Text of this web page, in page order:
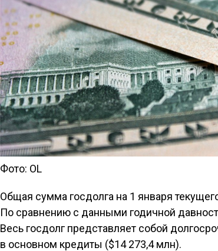
Фото: OL
Общая сумма госдолга на 1 января
По сравнению с данными годичной
Весь госдолг представляет собой
в основном кредиты ($14 273,4 млн).